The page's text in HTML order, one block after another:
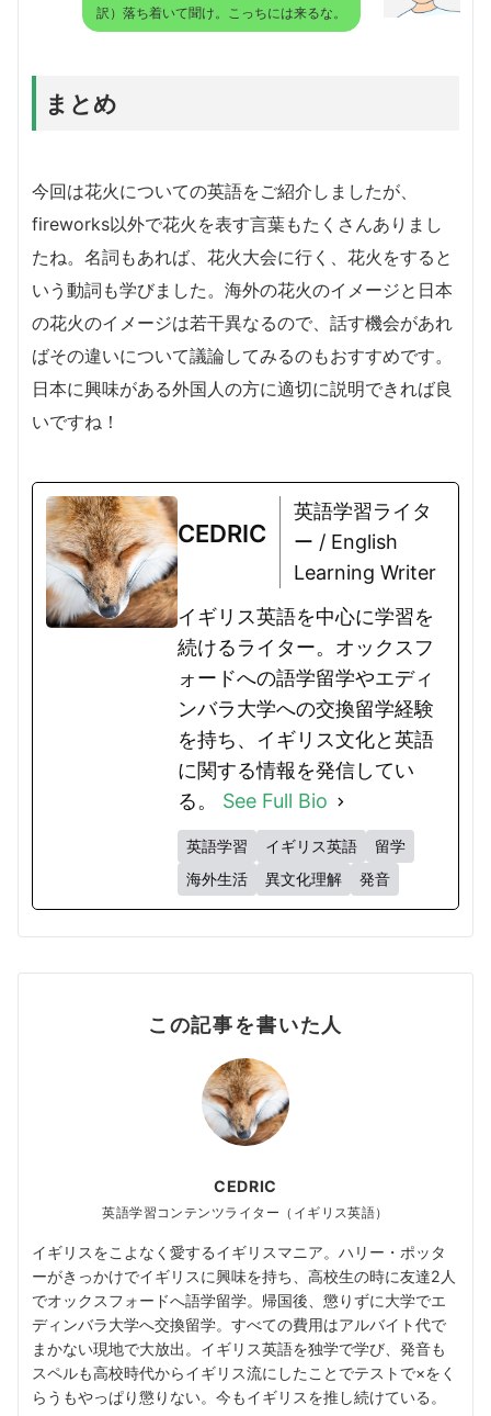
訳）落ち着いて聞け。こっちには来るな。
まとめ
今回は花火についての英語をご紹介しましたが、
fireworks以外で花火を表す言葉もたくさんありまし
たね。名詞もあれば、花火大会に行く、花火をすると
いう動詞も学びました。海外の花火のイメージと日本
の花火のイメージは若干異なるので、話す機会があれ
ばその違いについて議論してみるのもおすすめです。
日本に興味がある外国人の方に適切に説明できれば良
いですね！
CEDRIC
英語学習ライタ
ー / English
Learning Writer
イギリス英語を中心に学習を
続けるライター。オックスフ
ォードへの語学留学やエディ
ンバラ大学への交換留学経験
を持ち、イギリス文化と英語
に関する情報を発信してい
る。 See Full Bio
英語学習 イギリス英語
留学
海外生活
異文化理解 発音
この記事を書いた人
CEDRIC
英語学習コンテンツライター（イギリス英語）
イギリスをこよなく愛するイギリスマニア。ハリー・ポッタ
ーがきっかけでイギリスに興味を持ち、高校生の時に友達2人
でオックスフォードへ語学留学。帰国後、懲りずに大学でエ
ディンバラ大学へ交換留学。すべての費用はアルバイト代で
まかない現地で大放出。イギリス英語を独学で学び、発音も
スペルも高校時代からイギリス流にしたことでテストで×をく
らうもやっぱり懲りない。今もイギリスを推し続けている。